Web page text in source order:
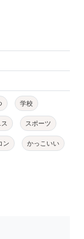
学校
スポーツ
ン かっこいい